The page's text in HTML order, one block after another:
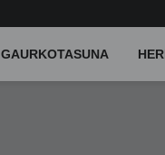
GAURKOTASUNA